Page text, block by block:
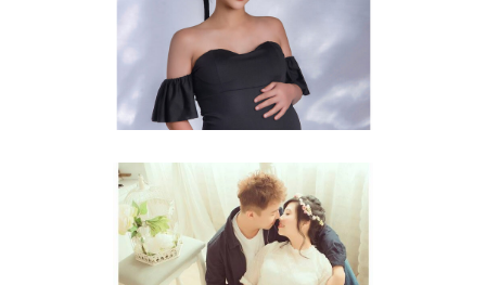
孕媽咪
甜蜜的負擔
孕婦照